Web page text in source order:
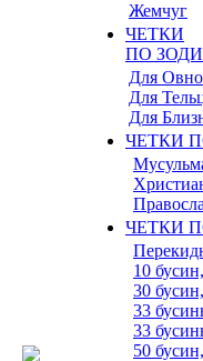
Жемчуг
ЧЕТКИ
ПО
Для
Для
Для
ЧЕТКИ
ЧЕТКИ
10
30
33
33
50